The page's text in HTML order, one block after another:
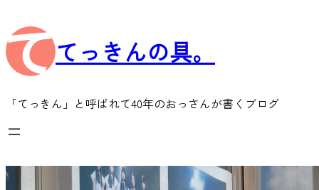
容
を
ス
ッ
てっきんの具。
「てっきん」と呼ばれて40年のおっさんが書くブログ